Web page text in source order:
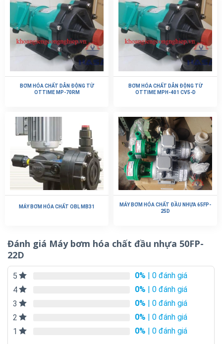
BƠM HÓA CHẤT DẪN ĐỘNG TỪ
OTTIME MP-70RM
BƠM HÓA CHẤT DẪN ĐỘNG TỪ
OTTIME MPH-401 CV5-D
MÁY BƠM HÓA CHẤT OBL MB31
MÁY BƠM HÓA CHẤT ĐẦU NHỰA 65FP-
25D
Đánh giá Máy bơm hóa chất đầu nhựa 50FP-
22D
5 0% | 0 đánh giá
4
0% | 0 đánh giá
3
0% | 0 đánh giá
2
0% | 0 đánh giá
1
0% | 0 đánh giá